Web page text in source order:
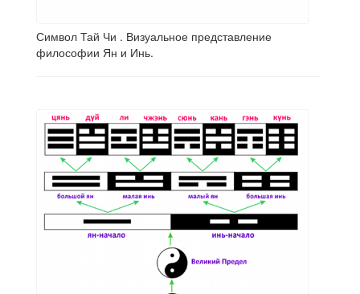
Символ Тай Чи . Визуальное представление
философии Ян и Инь.